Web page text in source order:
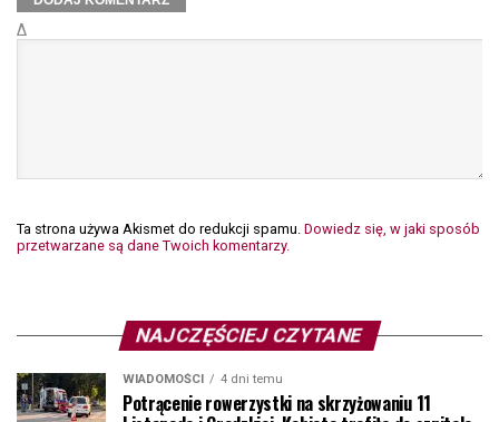
Δ
Ta strona używa Akismet do redukcji spamu. Dowiedz się, w jaki sposób
przetwarzane są dane Twoich komentarzy.
NAJCZĘŚCIEJ CZYTANE
WIADOMOŚCI 4 dni temu
Potrącenie rowerzystki na skrzyżowaniu 11